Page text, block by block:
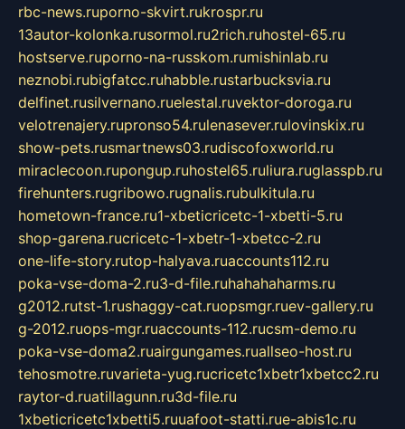
rbc-news.ruporno-skvirt.rukrospr.ru
13autor-kolonka.rusormol.ru2rich.ruhostel-65.ru
hostserve.ruporno-na-russkom.rumishinlab.ru
neznobi.rubigfatcc.ruhabble.rustarbucksvia.ru
delfinet.rusilvernano.ruelestal.ruvektor-doroga.ru
velotrenajery.rupronso54.rulenasever.rulovinskix.ru
show-pets.rusmartnews03.rudiscofoxworld.ru
miraclecoon.rupongup.ruhostel65.ruliura.ruglasspb.ru
firehunters.rugribowo.rugnalis.rubulkitula.ru
hometown-france.ru1-xbeticricetc-1-xbetti-5.ru
shop-garena.rucricetc-1-xbetr-1-xbetcc-2.ru
one-life-story.rutop-halyava.ruaccounts112.ru
poka-vse-doma-2.ru3-d-file.ruhahahaharms.ru
g2012.rutst-1.rushaggy-cat.ruopsmgr.ruev-gallery.ru
g-2012.ruops-mgr.ruaccounts-112.rucsm-demo.ru
poka-vse-doma2.ruairgungames.ruallseo-host.ru
tehosmotre.ruvarieta-yug.rucricetc1xbetr1xbetcc2.ru
raytor-d.ruatillagunn.ru3d-file.ru
1xbeticricetc1xbetti5.ruuafoot-statti.rue-abis1c.ru